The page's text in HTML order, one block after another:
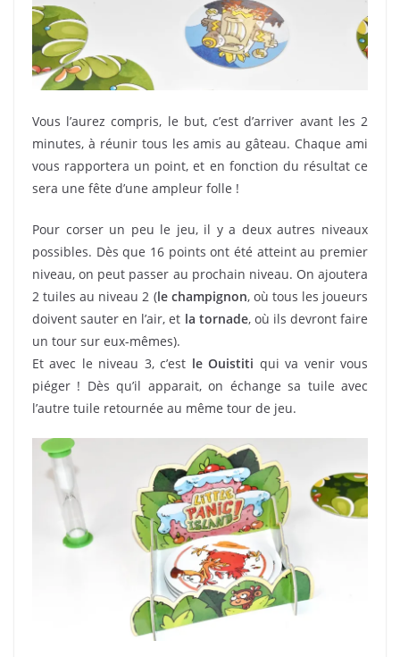
Vous l’aurez compris, le but, c’est d’arriver avant les 2
minutes, à réunir tous les amis au gâteau. Chaque ami
vous rapportera un point, et en fonction du résultat ce
sera une fête d’une ampleur folle !
Pour corser un peu le jeu, il y a deux autres niveaux
possibles. Dès que 16 points ont été atteint au premier
niveau, on peut passer au prochain niveau. On ajoutera
2 tuiles au niveau 2 (le champignon, où tous les joueurs
doivent sauter en l’air, et la tornade, où ils devront faire
un tour sur eux-mêmes).
Et avec le niveau 3, c’est le Ouistiti qui va venir vous
piéger ! Dès qu’il apparait, on échange sa tuile avec
l’autre tuile retournée au même tour de jeu.